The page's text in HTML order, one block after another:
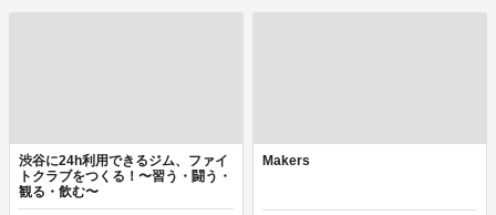
渋谷に24h利用できるジム、ファイ
トクラブをつくる！〜習う・闘う・
観る・飲む〜
Makers